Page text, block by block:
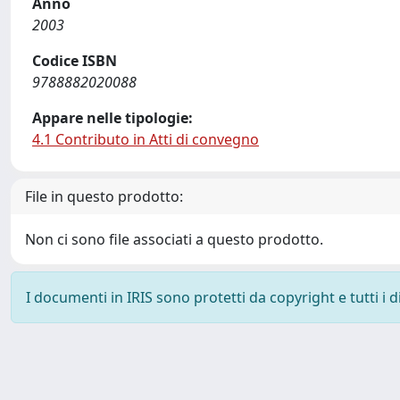
2003
Codice ISBN
9788882020088
Appare nelle tipologie:
4.1 Contributo in Atti di convegno
File in questo prodotto:
Non ci sono file associati a questo prodotto.
I documenti in IRIS sono protetti da copyright e tutti i